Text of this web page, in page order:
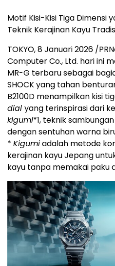
Motif Kisi-Kisi Tiga Dimensi
Teknik Kerajinan Kayu
TOKYO, 8 Januari 2026 /
Computer Co., Ltd. hari ini
MR-G terbaru sebagai
SHOCK yang tahan
B2100D menampilkan kisi
dial yang terinspirasi dari
kigumi*1, teknik
dengan sentuhan warna
* Kigumiadalah metode
kerajinan kayu Jepang
kayu tanpa memakai paku